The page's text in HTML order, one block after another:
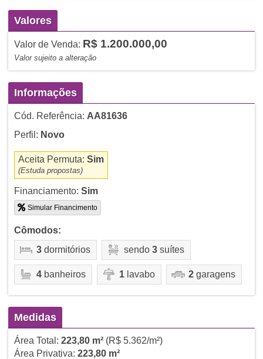
Valores
Valor de Venda: R$ 1.200.000,00
Valor sujeito a alteração
Informações
Cód. Referência: AA81636
Perfil: Novo
Aceita Permuta: Sim
(Estuda propostas)
Financiamento: Sim
Simular Financimento
Cômodos:
3dormitórios sendo 3suítes
4banheiros 1lavabo 2garagens
Medidas
Área Total: 223,80 m²(R$ 5.362/m²)
Área Privativa: 223,80 m²